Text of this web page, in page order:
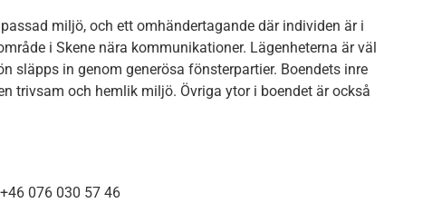
miljö, och ett omhändertagande där individen är i
i Skene nära kommunikationer. Lägenheterna är väl
släpps in genom generösa fönsterpartier. Boendets inre
trivsam och hemlik miljö. Övriga ytor i boendet är också
076 030 57 46